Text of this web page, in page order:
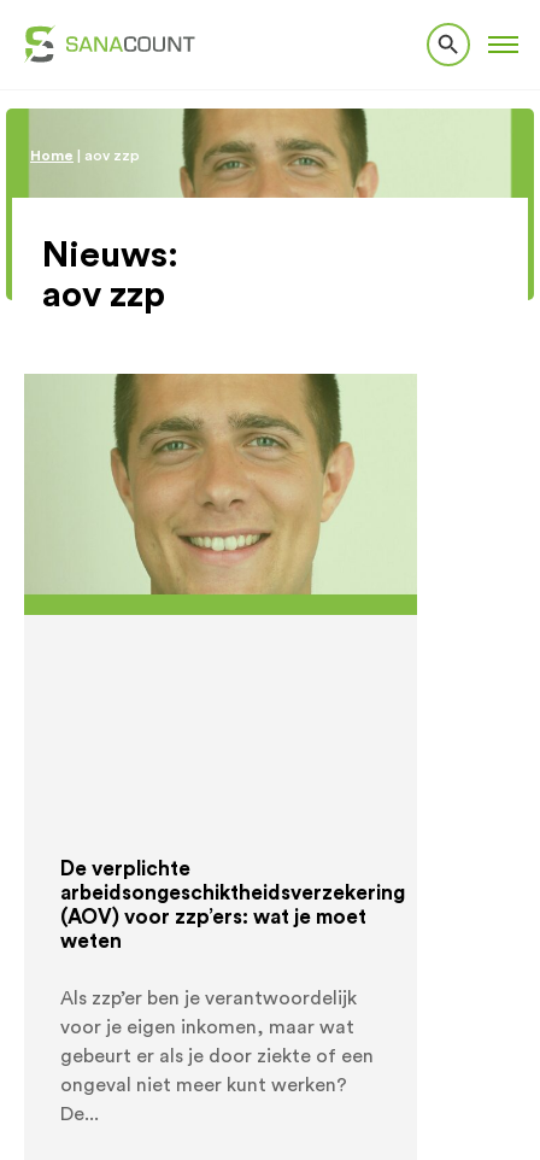
Home aov zzp
Nieuws:
aov zzp
De verplichte
arbeidsongeschiktheidsverzekering
(AOV) voor zzp’ers: wat je moet
weten
Als zzp’er ben je verantwoordelijk
voor je eigen inkomen, maar wat
gebeurt er als je door ziekte of een
ongeval niet meer kunt werken?
De